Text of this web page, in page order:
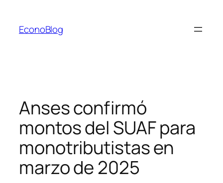
contenido
EconoBlog
Anses confirmó
montos del SUAF para
monotributistas en
marzo de 2025